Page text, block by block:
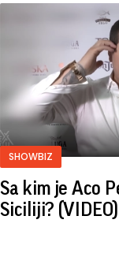
SHOWBIZ
Sa kim je Aco
Siciliji? (VIDEO)